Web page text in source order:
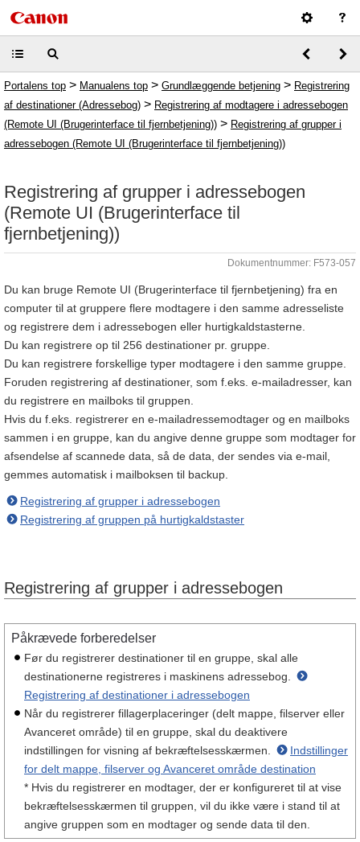
Portalens top > Manualens top > Grundlæggende betjening > Registrering
af destinationer (Adressebog) > Registrering af modtagere i adressebogen
(Remote UI (Brugerinterface til fjernbetjening)) > Registrering af grupper i
adressebogen (Remote UI (Brugerinterface til fjernbetjening))
Registrering af grupper i adressebogen
(Remote UI (Brugerinterface til
fjernbetjening))
Dokumentnummer: F573-057
Du kan bruge Remote UI (Brugerinterface til fjernbetjening) fra en
computer til at gruppere flere modtagere i den samme adresseliste
og registrere dem i adressebogen eller hurtigkaldstasterne.
Du kan registrere op til 256 destinationer pr. gruppe.
Du kan registrere forskellige typer modtagere i den samme gruppe.
Foruden registrering af destinationer, som f.eks. e-mailadresser, kan
du registrere en mailboks til gruppen.
Hvis du f.eks. registrerer en e-mailadressemodtager og en mailboks
sammen i en gruppe, kan du angive denne gruppe som modtager for
afsendelse af scannede data, så de data, der sendes via e-mail,
gemmes automatisk i mailboksen til backup.
Registrering af grupper i adressebogen
Registrering af gruppen på hurtigkaldstaster
Registrering af grupper i adressebogen
Påkrævede forberedelser
Før du registrerer destinationer til en gruppe, skal alle
destinationerne registreres i maskinens adressebog.
Registrering af destinationer i adressebogen
Når du registrerer fillagerplaceringer (delt mappe, filserver eller
Avanceret område) til en gruppe, skal du deaktivere
indstillingen for visning af bekræftelsesskærmen.
Indstillinger
for delt mappe, filserver og Avanceret område destination
* Hvis du registrerer en modtager, der er konfigureret til at vise
bekræftelsesskærmen til gruppen, vil du ikke være i stand til at
angive gruppen som en modtager og sende data til den.